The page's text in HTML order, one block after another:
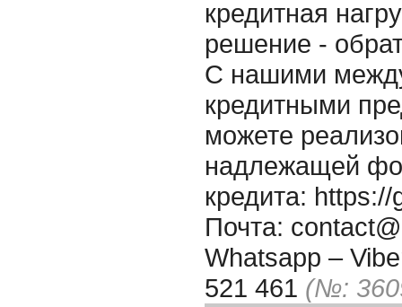
кредитная
решение -
С нашими
кредитными
можете
надлежащей
кредита:
Почта:
Whatsapp –
521 461 (№: